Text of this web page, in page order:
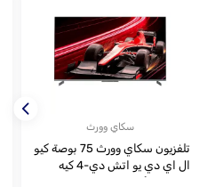
سكاي وورث
تلفزيون سكاي وورث 75 بوصة كيو
ال اي دي يو اتش دي-4 كيه